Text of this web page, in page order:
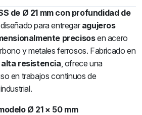
de Ø 21 mm con profundidad de
para entregar agujeros
precisosen acero
y metales ferrosos. Fabricado en
alta resistencia, ofrece una
en trabajos continuos de
Ø 21 × 50 mm